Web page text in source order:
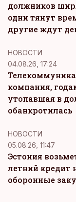
должников
одни тянут
другие ждут
НОВОСТИ
04.08.26, 17:24
компания,
утопавшая в
обанкротилась
НОВОСТИ
05.08.26, 11:47
Эстония
летний кредит
оборонные